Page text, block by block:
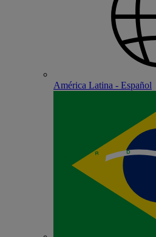
América Latina - Español